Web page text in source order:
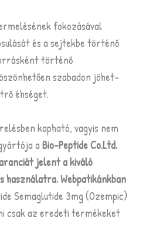
fokozásával
és a sejtekbe történő
történő
szabadon jöhet-
éhséget.
kapható, vagyis nem
aBio-Peptide Co.Ltd.
jelent a kiváló
használatra. Webpatikánkban
Semaglutide 3mg (Ozempic)
csak az eredeti termékeket